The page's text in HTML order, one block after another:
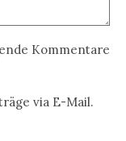
Kommentare
via E-Mail.